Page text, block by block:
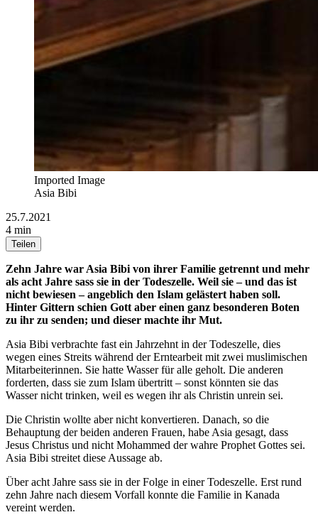
Imported Image
Asia Bibi
25.7.2021
4 min
Teilen
Zehn Jahre war Asia Bibi von ihrer Familie getrennt und mehr
als acht Jahre sass sie in der Todeszelle. Weil sie – und das ist
nicht bewiesen – angeblich den Islam gelästert haben soll.
Hinter Gittern schien Gott aber einen ganz besonderen Boten
zu ihr zu senden; und dieser machte ihr Mut.
Asia Bibi verbrachte fast ein Jahrzehnt in der Todeszelle, dies
wegen eines Streits während der Erntearbeit mit zwei muslimischen
Mitarbeiterinnen. Sie hatte Wasser für alle geholt. Die anderen
forderten, dass sie zum Islam übertritt – sonst könnten sie das
Wasser nicht trinken, weil es wegen ihr als Christin unrein sei.
Die Christin wollte aber nicht konvertieren. Danach, so die
Behauptung der beiden anderen Frauen, habe Asia gesagt, dass
Jesus Christus und nicht Mohammed der wahre Prophet Gottes sei.
Asia Bibi streitet diese Aussage ab.
Über acht Jahre sass sie in der Folge in einer Todeszelle. Erst rund
zehn Jahre nach diesem Vorfall konnte die Familie in Kanada
vereint werden.